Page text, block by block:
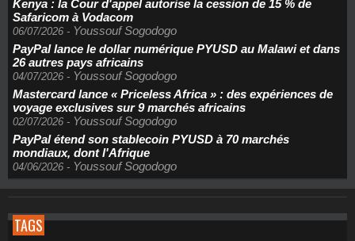
Kenya : la Cour d'appel autorise la cession de 15 % de
Safaricom à Vodacom
06/07/2026 - Youssouf Sogodogo
PayPal lance le dollar numérique PYUSD au Malawi et dans
26 autres pays africains
04/07/2026 - Youssouf Sogodogo
Mastercard lance « Priceless Africa » : des expériences de
voyage exclusives sur 9 marchés africains
02/07/2026 - Youssouf Sogodogo
PayPal étend son stablecoin PYUSD à 70 marchés
mondiaux, dont l'Afrique
04/06/2026 - Youssouf Sogodogo
TAGS